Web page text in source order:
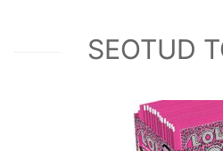
SEOTUD